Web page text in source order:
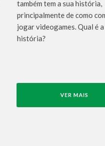
também tem a sua história,
principalmente de como
jogar videogames. Qual é a
história?
VER MAIS